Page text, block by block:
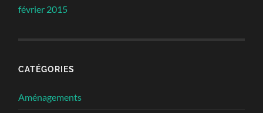
février 2015
CATÉGORIES
Aménagements